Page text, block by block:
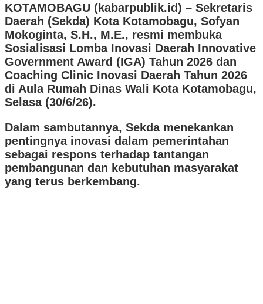
KOTAMOBAGU (kabarpublik.id) – Sekretaris
Daerah (Sekda) Kota Kotamobagu, Sofyan
Mokoginta, S.H., M.E., resmi membuka
Sosialisasi Lomba Inovasi Daerah Innovative
Government Award (IGA) Tahun 2026 dan
Coaching Clinic Inovasi Daerah Tahun 2026
di Aula Rumah Dinas Wali Kota Kotamobagu,
Selasa (30/6/26).
Dalam sambutannya, Sekda menekankan
pentingnya inovasi dalam pemerintahan
sebagai respons terhadap tantangan
pembangunan dan kebutuhan masyarakat
yang terus berkembang.